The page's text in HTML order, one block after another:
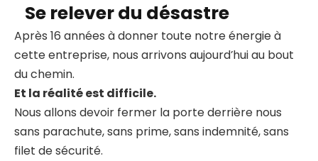
Se relever du désastre
Après 16 années à donner toute notre énergie à
cette entreprise, nous arrivons aujourd’hui au bout
du chemin.
Et la réalité est difficile.
Nous allons devoir fermer la porte derrière nous
sans parachute, sans prime, sans indemnité, sans
filet de sécurité.